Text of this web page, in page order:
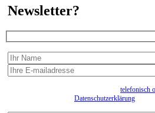
Newsletter?
telefonisch
Datenschutzerklärung